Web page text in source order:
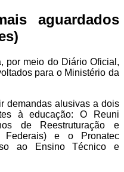
aguardados
por meio do Diário Oficial,
para o Ministério da
demandas alusivas a dois
à educação: O Reuni
de Reestruturação e
Federais) e o Pronatec
ao Ensino Técnico e